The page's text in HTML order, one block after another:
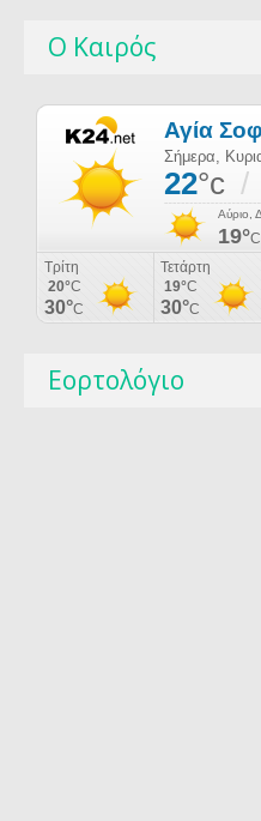
Ο Καιρός
Εορτολόγιο